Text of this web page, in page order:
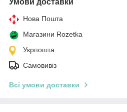
Нова Пошта
Магазини Rozetka
Укрпошта
Самовивіз
Всі умови доставки